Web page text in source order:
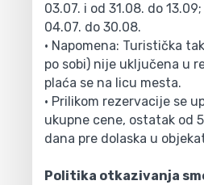
03.07. i od 31.08. do
04.07. do 30.08.
• Napomena: Turistička
po sobi) nije uključena u
plaća se na licu mesta.
• Prilikom rezervacije se
ukupne cene, ostatak od
dana pre dolaska u
Politika otkazivanja